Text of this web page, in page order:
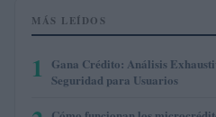
MÁS LEÍDOS
1
Gana Crédito: Análisis
Seguridad para Usuarios